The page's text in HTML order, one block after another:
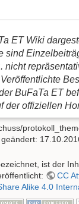
ET Wiki
sind
nicht
BuFaTa ET
der offiziellen
geändert:
ist der
CC
Alike 4.0